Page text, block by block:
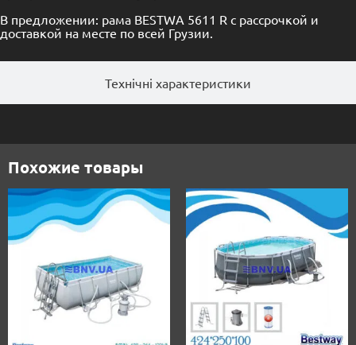
Технічні характеристики
В предложении: рама BESTWA 5611 R с рассрочкой и
доставкой на месте по всей Грузии.
Похожие товары